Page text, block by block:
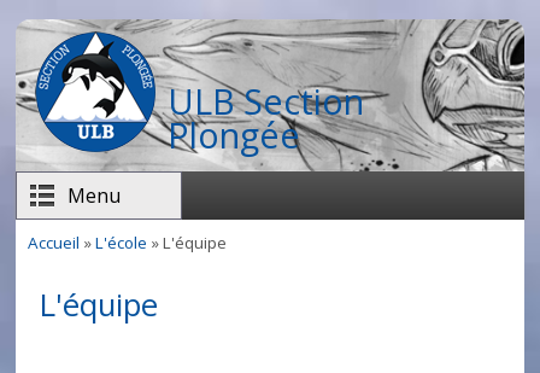
Aller au contenu principal
ULB Section
Plongée
Menu
Accueil »L'école » L'équipe
L'équipe